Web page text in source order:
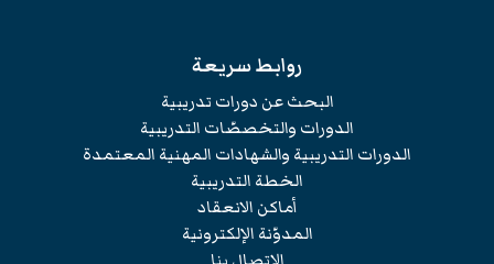
روابط سريعة
البحث عن دورات تدريبية
الدورات والتخصصّات التدريبية
الدورات التدريبية والشهادات المهنية المعتمدة
الخطة التدريبية
أماكن الانعقاد
المدوّنة الإلكترونية